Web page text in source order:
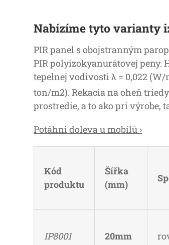
Nabízíme tyto varianty
PIR panel s obojstranným
PIR polyizokyanurátovej peny.
tepelnej vodivosti λ = 0,022 (W/
ton/m2). Rekacia na oheň
prostredie, a to ako pri výrobe,
Potáhni doleva u mobilů ›
Kód
produktu
Šířka
(mm)
IP8001 20mm